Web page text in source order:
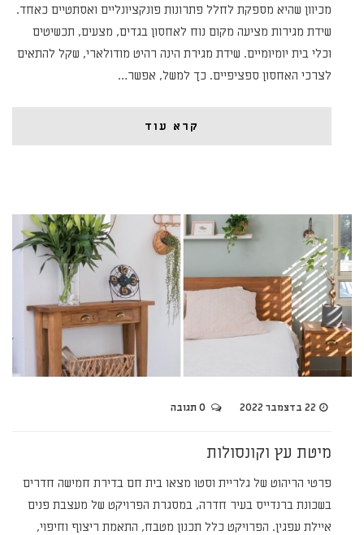
מכיוון שהיא מספקת לחלל פתרונות פונקציונליים ואסתטיים כאחד.
שידת מגירות מציעה מקום נוח לאחסון בגדים, מצעים, תכשיטים
וכלי בית יומיומיים. שידת מגירת הינה רהיט מודולארי, שקל להתאים
לצרכי האחסון ספציפיים. כך למשל, אפשר…
קרא עוד
22 בדצמבר 2022
מיטת עץ וקונסולות
פרטי הריהוט של גלריית וסטו מצאו בית חם בדירת חמישה חדרים
בשכונת ברנדייס בעיר חדרה, במסגרת הפרויקט של מעצבת פנים
איילת עפגין. הפרויקט כלל תכנון מטבח, התאמת ריצוף וחיפוי,